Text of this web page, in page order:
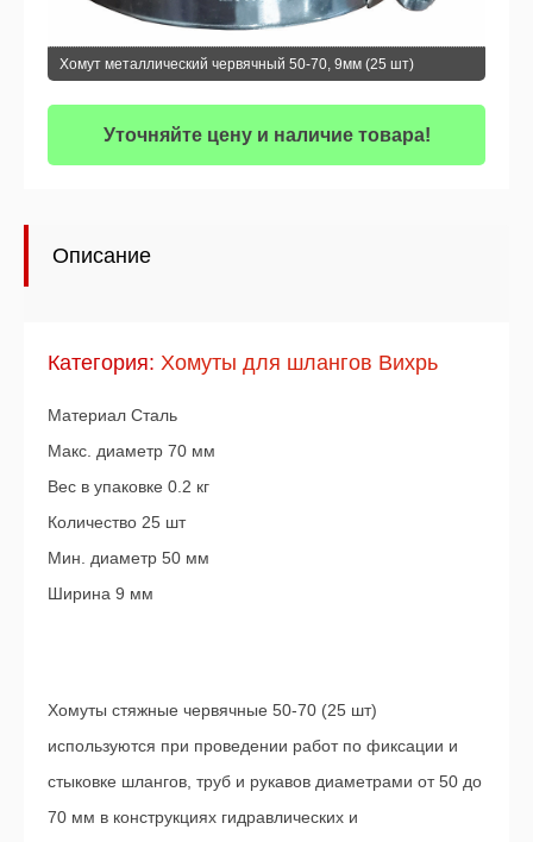
Хомут металлический червячный 50-70, 9мм (25 шт)
Уточняйте цену и наличие товара!
Описание
Категория: Хомуты для шлангов Вихрь
Материал Сталь
Макс. диаметр 70 мм
Вес в упаковке 0.2 кг
Количество 25 шт
Мин. диаметр 50 мм
Ширина 9 мм
Хомуты стяжные червячные 50-70 (25 шт)
используются при проведении работ по фиксации и
стыковке шлангов, труб и рукавов диаметрами от 50 до
70 мм в конструкциях гидравлических и